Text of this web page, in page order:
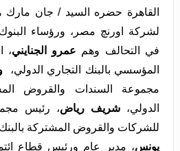
القاهرة حضره السيد / جان مارك
لشركة اورنچ مصر، ورؤساء
في التحالف وهم عمرو الجنايني،
المؤسسي بالبنك التجاري الدولي،
مجموعة السندات والقروض
الدولي، شريف رياض، رئيس
للشركات والقروض المشتركة
يونس، مدير عام ورئيس قطاع